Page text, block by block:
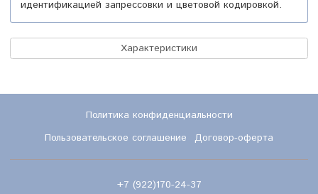
идентификацией запрессовки и цветовой кодировкой.
Характеристики
Политика конфиденциальности
Пользовательское соглашение
Договор-оферта
+7 (922)170-24-37